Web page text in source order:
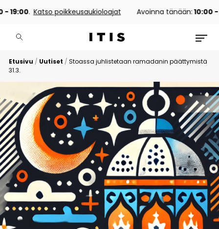
19:00. Katso poikkeusaukioloajat Avoinna tänään:10:00 -
Etusivu / Uutiset / Stoassa juhlistetaan ramadanin päättymistä
31.3.